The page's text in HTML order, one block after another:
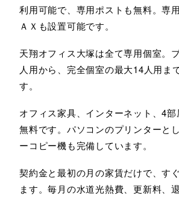
利用可能で、専用ポストも無料。専
ＡＸも設置可能です。
天翔オフィス大塚は全て専用個室。
人用から、完全個室の最大14人用ま
す。
オフィス家具、インターネット、4
無料です。パソコンのプリンターと
ーコピー機も完備しています。
契約金と最初の月の家賃だけで、す
ます。毎月の水道光熱費、更新料、